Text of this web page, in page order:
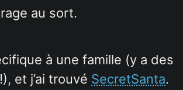
au sort.
à une famille (y a des
et j’ai trouvé SecretSanta.